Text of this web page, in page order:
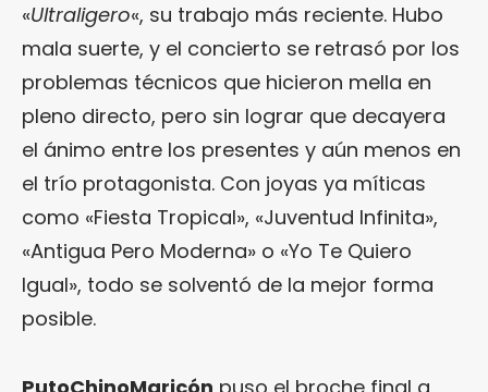
«Ultraligero«, su trabajo más reciente. Hubo
mala suerte, y el concierto se retrasó por los
problemas técnicos que hicieron mella en
pleno directo, pero sin lograr que decayera
el ánimo entre los presentes y aún menos en
el trío protagonista. Con joyas ya míticas
como «Fiesta Tropical», «Juventud Infinita»,
«Antigua Pero Moderna» o «Yo Te Quiero
Igual», todo se solventó de la mejor forma
posible.
¿Te gusta fantasticmag.es?
Pues, ahora que esta web está inactiva,
puede interesarte que la aventura